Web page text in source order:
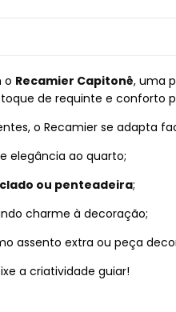
o Recamier Capitonê, uma
de requinte e conforto
o Recamier se adapta
elegância ao quarto;
ou penteadeira;
charme à decoração;
assento extra ou peça
a criatividade guiar!